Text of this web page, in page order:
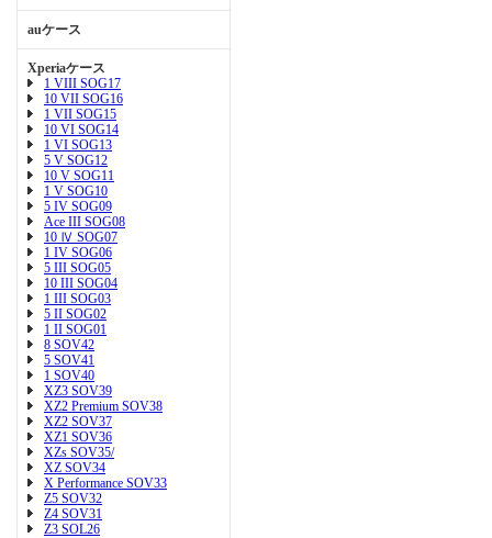
auケース
Xperiaケース
1 VIII SOG17
10 VII SOG16
1 VII SOG15
10 VI SOG14
1 VI SOG13
5 V SOG12
10 V SOG11
1 V SOG10
5 IV SOG09
Ace III SOG08
10 Ⅳ SOG07
1 IV SOG06
5 III SOG05
10 III SOG04
1 III SOG03
5 II SOG02
1 II SOG01
8 SOV42
5 SOV41
1 SOV40
XZ3 SOV39
XZ2 Premium SOV38
XZ2 SOV37
XZ1 SOV36
XZs SOV35/
XZ SOV34
X Performance SOV33
Z5 SOV32
Z4 SOV31
Z3 SOL26